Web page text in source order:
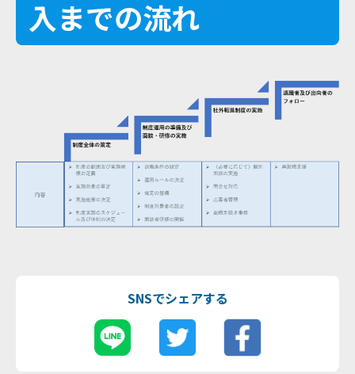
入までの流れ
SNSでシェアする